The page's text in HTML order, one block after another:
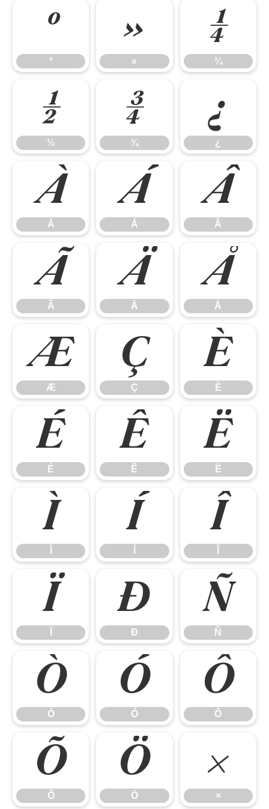
º
º
»
»
¼
¼
½
½
¾
¾
¿
¿
À
À
Á
Á
Â
Â
Ã
Ã
Ä
Ä
Å
Å
Æ
Æ
Ç
Ç
È
È
É
É
Ê
Ê
Ë
Ë
Ì Í Î
Ï Ð
Ð
Ñ
Ñ
Ò
Ò
Ó
Ó
Ô
Ô
Õ
Õ
Ö
Ö
×
×